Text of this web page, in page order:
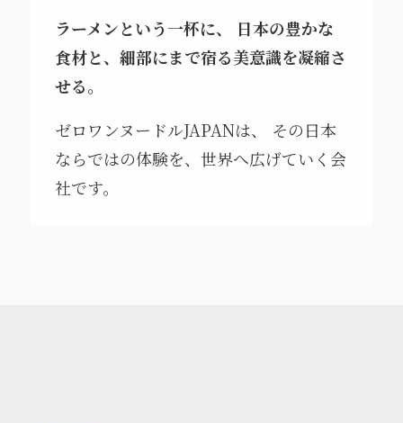
ラーメンという一杯に、
日本の豊かな
食材と、細部にまで宿る美意識を凝縮さ
せる。
ゼロワンヌードルJAPANは、 その日本
ならではの体験を、世界へ広げていく会
社です。